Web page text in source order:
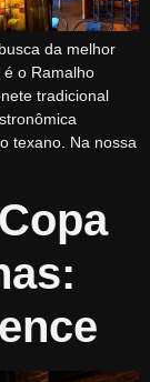
da melhor
o Ramalho
tradicional
texano. Na nossa